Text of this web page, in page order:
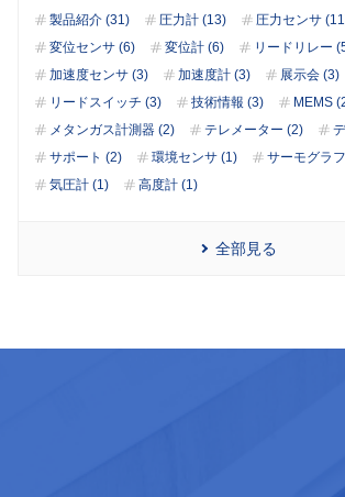
製品紹介 (31) 圧力計 (13) 圧力センサ
変位センサ (6)
変位計 (6)
リードリレー
加速度センサ (3)
加速度計 (3)
展示会 (3)
リードスイッチ (3)
技術情報 (3)
MEMS
メタンガス計測器 (2)
テレメーター (2)
サポート (2)
環境センサ (1)
サーモグラ
気圧計 (1)
高度計 (1)
全部見る